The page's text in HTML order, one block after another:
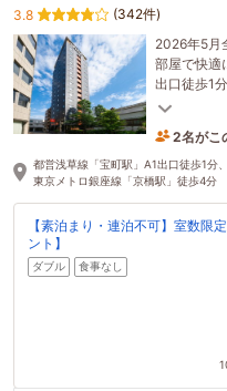
3.8
(342件)
2026年5月
部屋で快適
出口徒歩1
ビジネス
5時間前
都営浅草線「宝町駅」A1出口徒歩1分
東京メトロ銀座線「京橋駅」徒歩4分
【素泊まり・連泊不可】室数限
ント】
ダブル 食事なし